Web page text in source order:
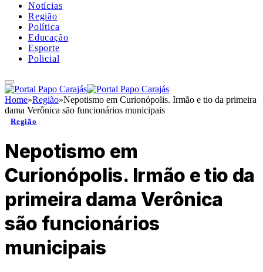
Notícias
Região
Política
Educação
Esporte
Policial
Home»Região»Nepotismo em Curionópolis. Irmão e tio da primeira
dama Verônica são funcionários municipais
Região
Nepotismo em
Curionópolis. Irmão e tio da
primeira dama Verônica
são funcionários
municipais